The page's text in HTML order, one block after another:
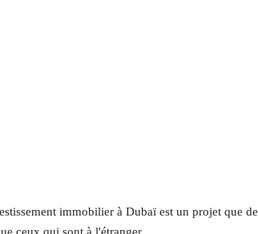
immobilier à Dubaï est un projet que de